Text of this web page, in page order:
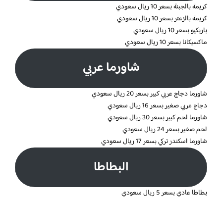
كريمة بالجبنة بسعر 10 ريال سعودي
كريمة بالزعتر بسعر 10 ريال سعودي
باربكيو بسعر 10 ريال سعودي
ماكسيكانا بسعر 10 ريال سعودي
شاورما عربي
شاورما دجاج عربي كبير بسعر 20 ريال سعودي
دجاج عربي صغير بسعر 16 ريال سعودي
شاورما لحم كبير بسعر 30 ريال سعودي
لحم صغير بسعر 24 ريال سعودي
شاورما اسكندر تركي بسعر 17 ريال سعودي
البطاطا
بطاطا عادي بسعر 5 ريال سعودي